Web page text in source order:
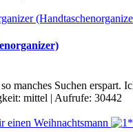
manches Suchen erspart.
mittel | Aufrufe: 30442